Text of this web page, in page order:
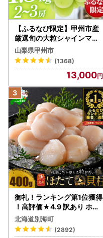
【ふるなび限定】甲州市産
厳選旬の大粒シャインマス
カット 約1.3kg 2～3房【2
026年発送】（MG）B12-
472 FN-Limited-VO シャ
インマスカット フルーツ
山梨県甲州市
(1368)
13,000
御礼！ランキング第1位獲得
！高評価★4.9 訳あり ホタ
テ 400g（ほたて 帆立 貝柱
冷凍 ）
北海道別海町
(2892)